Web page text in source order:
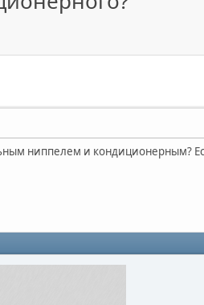
ниппелем и кондиционерным?